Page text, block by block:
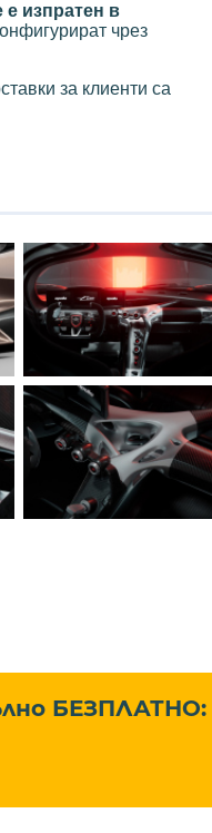
изпратен в
чрез
за клиенти са
БЕЗПЛАТНО: